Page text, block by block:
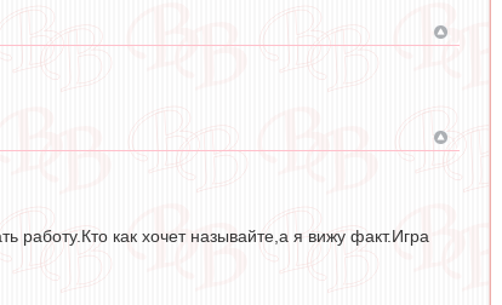
как хочет называйте,а я вижу факт.Игра